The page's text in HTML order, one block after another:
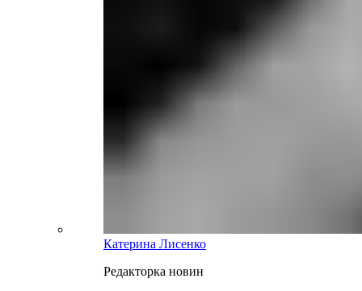
Катерина Лисенко
Редакторка новин